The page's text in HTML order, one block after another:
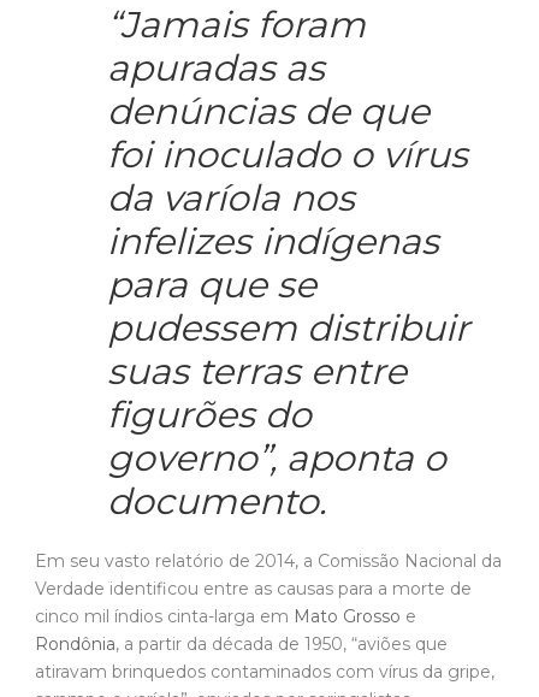
“Jamais foram
apuradas as
denúncias de que
foi inoculado o vírus
da varíola nos
infelizes indígenas
para que se
pudessem distribuir
suas terras entre
figurões do
governo”, aponta o
documento.
Em seu vasto relatório de 2014, a Comissão Nacional da
Verdade identificou entre as causas para a morte de
cinco mil índios cinta-larga em Mato Grosso e
Rondônia, a partir da década de 1950, “aviões que
atiravam brinquedos contaminados com vírus da gripe,